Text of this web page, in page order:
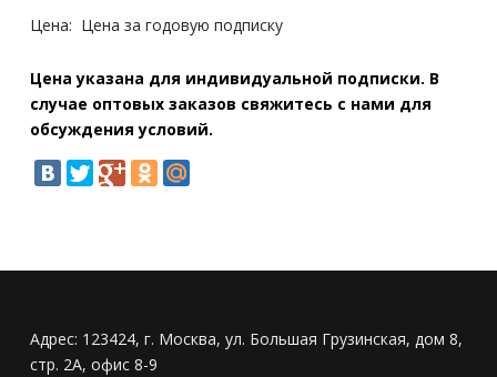
Цена: Цена за годовую подписку
Цена указана для индивидуальной подписки. В
случае оптовых заказов свяжитесь с нами для
обсуждения условий.
Адрес: 123424, г. Москва, ул. Большая Грузинская, дом 8,
стр. 2А, офис 8-9